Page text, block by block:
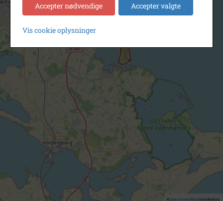
© OpenStreetMapcontributors.
Accepter nødvendige Accepter valgte
Vis cookie oplysninger